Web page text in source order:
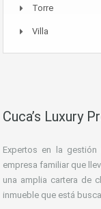
Torre
Villa
Cuca’s Luxury
Expertos en la
empresa familiar que
una amplia cartera de
inmueble que está